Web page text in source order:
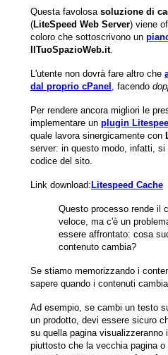
Questa favolosa soluzione di
(LiteSpeed Web Server) viene
coloro che sottoscrivono un
IlTuoSpazioWeb.it.
L'utente non dovrà fare altro che
dal proprio cPanel , facendo
Per rendere ancora migliori le
implementare un plugin
quale lavora sinergicamente con
server: in questo modo, infatti, si
codice del sito.
Link download: Litespeed Cache
Questo processo rende il
veloce, ma c'è un
essere affrontato: cosa
contenuto cambia?
Se stiamo memorizzando i
sapere quando i contenuti
Ad esempio, se cambi un testo
un prodotto, devi essere sicuro
su quella pagina visualizzeranno
piuttosto che la vecchia pagina